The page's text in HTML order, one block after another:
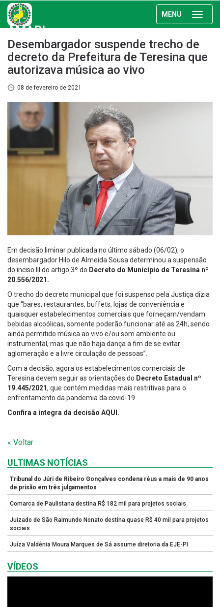
MENU
AMAPI
Desembargador suspende trecho de
decreto da Prefeitura de Teresina que
autorizava música ao vivo
08 de fevereiro de 2021
Em decisão liminar publicada no último sábado (06/02), o
desembargador Hilo de Almeida Sousa determinou a suspensão
do inciso III do artigo 3º do Decreto do Município de Teresina nº
20.556/2021.
O trecho do decreto municipal que foi suspenso pela Justiça dizia
que “bares, restaurantes, buffets, lojas de conveniência e
quaisquer estabelecimentos comerciais que forneçam/vendam
bebidas alcoólicas, somente poderão funcionar até as 24h, sendo
ainda permitido música ao vivo e/ou som ambiente ou
instrumental, mas que não haja dança a fim de se evitar
aglomeração e a livre circulação de pessoas”.
Com a decisão, agora os estabelecimentos comerciais de
Teresina devem seguir as orientações do Decreto Estadual nº
19.445/2021, que contém medidas mais restritivas para o
enfrentamento da pandemia da covid-19.
Confira a íntegra da decisão AQUI.
« Voltar
ULTIMAS NOTÍCIAS
Tribunal do Júri de Ribeiro Gonçalves condena réus a mais de 90 anos
de prisão em três julgamentos
Comarca de Paulistana destina R$ 182 mil para projetos sociais
Juizado de São Raimundo Nonato destina quase R$ 40 mil para projetos
sociais
Juíza Valdênia Moura Marques de Sá assume diretoria da EJE-PI
VÍDEOS